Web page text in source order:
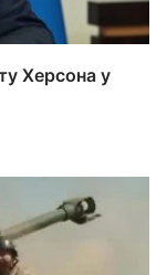
Херсона у